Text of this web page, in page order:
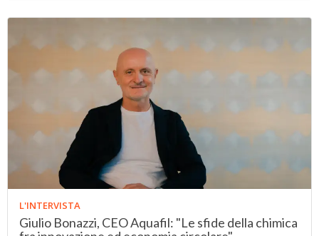
L'INTERVISTA
Giulio Bonazzi, CEO Aquafil: "Le sfide della chimica